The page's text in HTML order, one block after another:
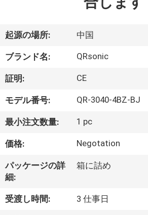
私
た
ち
に
つ
て
起源の場所: 中国
ブランド名: QRsonic
証明: CE
モデル番号: QR-3040-4BZ-BJ
最小注文数量: 1 pc
価格: Negotation
パッケージの詳
細:
箱に詰め
受渡し時間: 3 仕事日